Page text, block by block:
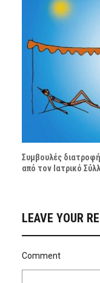
Συμβουλές
από τον Ιατρικό
LEAVE YOUR
Comment